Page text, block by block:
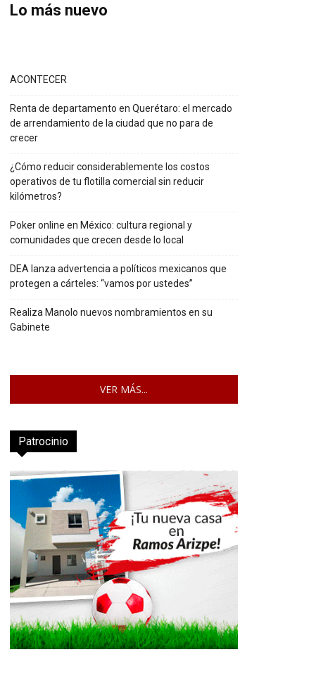
Lo más nuevo
ACONTECER
Renta de departamento en Querétaro: el mercado
de arrendamiento de la ciudad que no para de
crecer
¿Cómo reducir considerablemente los costos
operativos de tu flotilla comercial sin reducir
kilómetros?
Poker online en México: cultura regional y
comunidades que crecen desde lo local
DEA lanza advertencia a políticos mexicanos que
protegen a cárteles: “vamos por ustedes”
Realiza Manolo nuevos nombramientos en su
Gabinete
VER MÁS...
Patrocinio